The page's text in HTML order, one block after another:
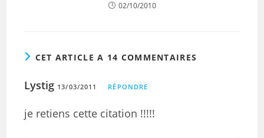
02/10/2010
CET ARTICLE A 14 COMMENTAIRES
Lystig 13/03/2011 RÉPONDRE
je retiens cette citation !!!!!